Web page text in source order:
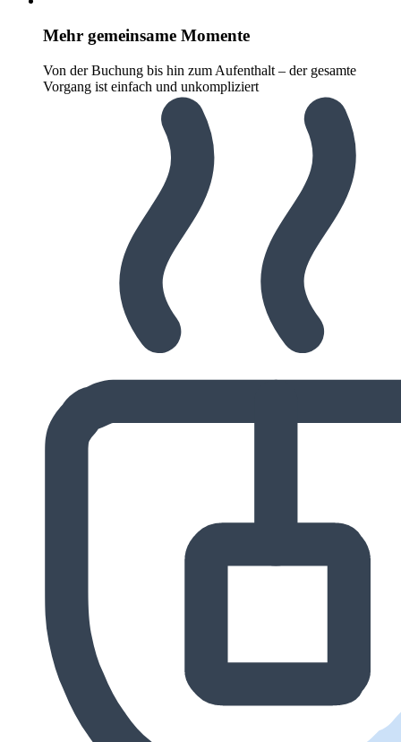
Mehr gemeinsame Momente
Von der Buchung bis hin zum Aufenthalt – der gesamte
Vorgang ist einfach und unkompliziert